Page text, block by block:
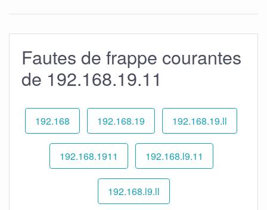
Fautes de frappe courantes
de 192.168.19.11
192.168 192.168.19 192.168.19.ll
192.168.1911 192.168.l9.11
192.168.l9.ll